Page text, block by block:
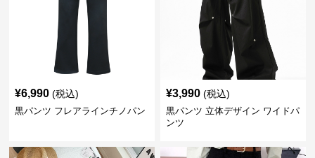
¥6,990 (税込)
黒パンツ フレアラインチノパン
¥3,990 (税込)
黒パンツ 立体デザイン ワイドパ
ンツ